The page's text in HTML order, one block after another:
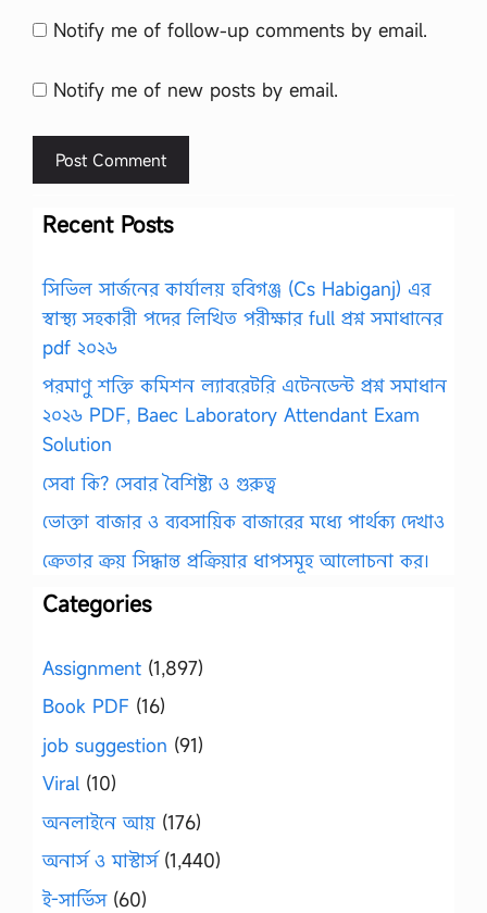
Notify me of follow-up comments by email.
Notify me of new posts by email.
Recent Posts
সিভিল সার্জনের কার্যালয় হবিগঞ্জ (Cs Habiganj) এর
স্বাস্থ্য সহকারী পদের লিখিত পরীক্ষার full প্রশ্ন সমাধানের
pdf ২০২৬
পরমাণু শক্তি কমিশন ল্যাবরেটরি এটেনডেন্ট প্রশ্ন সমাধান
২০২৬ PDF, Baec Laboratory Attendant Exam
Solution
সেবা কি? সেবার বৈশিষ্ট্য ও গুরুত্ব
ভোক্তা বাজার ও ব্যবসায়িক বাজারের মধ্যে পার্থক্য দেখাও
ক্রেতার ক্রয় সিদ্ধান্ত প্রক্রিয়ার ধাপসমূহ আলোচনা কর।
Categories
Assignment (1,897)
Book PDF (16)
job suggestion (91)
Viral (10)
অনলাইনে আয় (176)
অনার্স ও মাস্টার্স(1,440)
ই-সার্ভিস(60)